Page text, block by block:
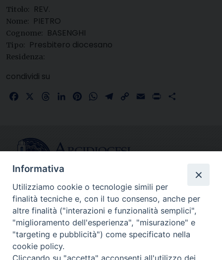
Titolo: REV.
Nome: PIETRO
Cognome: BASENGHI
Tipo: Presbitero diocesano
Residenza:
condividi su
FacebookThreadsLinkedInPinterestWhatsApp
Telegram
Copy Email Print
CONTATTI
info@fermodiocesi.it
pec:economato.diocesifermo@legalmail.it
Informativa
Utilizziamo cookie o tecnologie simili per
finalità tecniche e, con il tuo consenso, anche per
altre finalità ("interazioni e funzionalità semplici",
"miglioramento dell'esperienza", "misurazione" e
"targeting e pubblicità") come specificato nella
cookie policy.